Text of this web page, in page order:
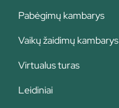
Pabėgimų kambarys
Vaikų žaidimų kambarys
Virtualus turas
Leidiniai